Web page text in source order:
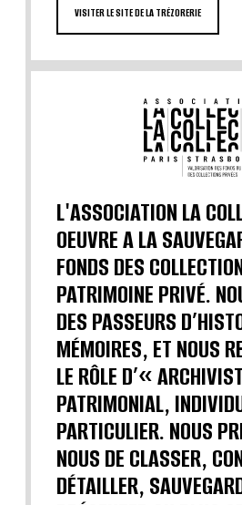
VISITER LE SITE DE LA TRÉZORERIE
L'ASSOCIATION LA
OEUVRE A LA
FONDS DES
PATRIMOINE PRIVÉ.
DES PASSEURS
MÉMOIRES, ET NOUS
LE RÔLE D’«
PATRIMONIAL,
PARTICULIER. NOUS
NOUS DE CLASSER,
DÉTAILLER,